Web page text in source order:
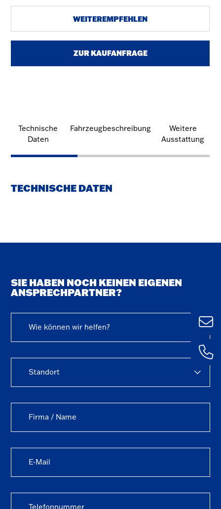
Ulm
+49 (0)
1435 – 0
WEITEREMPFEHLEN
ZUR KAUFANFRAGE
Technische
Daten
Fahrzeugbeschreibung
Weitere
Ausstattung
TECHNISCHE DATEN
SIE HABEN NOCH KEINEN EIGENEN
ANSPRECHPARTNER?
Wie können wir helfen?
Standort